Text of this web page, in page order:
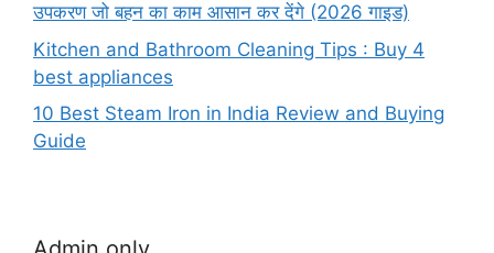
उपकरण जो बहन का काम आसान कर देंगे (2026 गाइड)
Kitchen and Bathroom Cleaning Tips : Buy 4
best appliances
10 Best Steam Iron in India Review and Buying
Guide